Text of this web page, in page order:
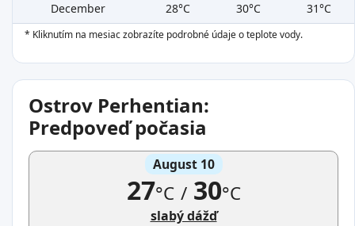
December
28°C 30°C 31°C
* Kliknutím na mesiac zobrazíte podrobné údaje o teplote vody.
Ostrov Perhentian:
Predpoveď počasia
August 10
27°C /30°C
slabý dážď